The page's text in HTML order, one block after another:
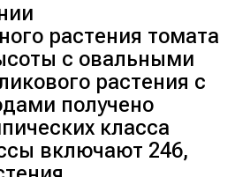
растения томата
с овальными
растения с
получено
класса
включают 246,